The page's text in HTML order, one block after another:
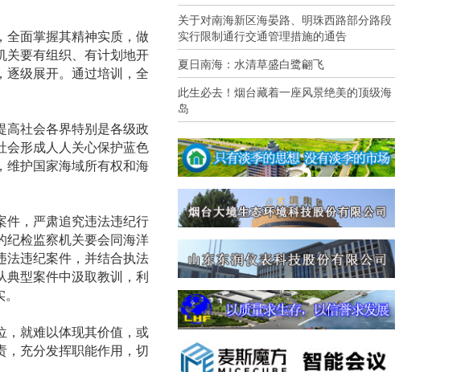
全面掌握其精神实质，做
关要有组织、有计划地开
逐级展开。通过培训，全
高社会各界特别是各级政
会形成人人关心保护蓝色
维护国家海域所有权和海
件，严肃追究违法违纪行
纪检监察机关要会同海洋
法违纪案件，并结合执法
型案件中汲取教训，利
，就难以体现其价值，或
，充分发挥职能作用，切
关于对南海新区海晏路、明珠西路部分路段
实行限制通行交通管理措施的通告
夏日南海：水清草盛白鹭翩飞
此生必去！烟台藏着一座风景绝美的顶级海
岛